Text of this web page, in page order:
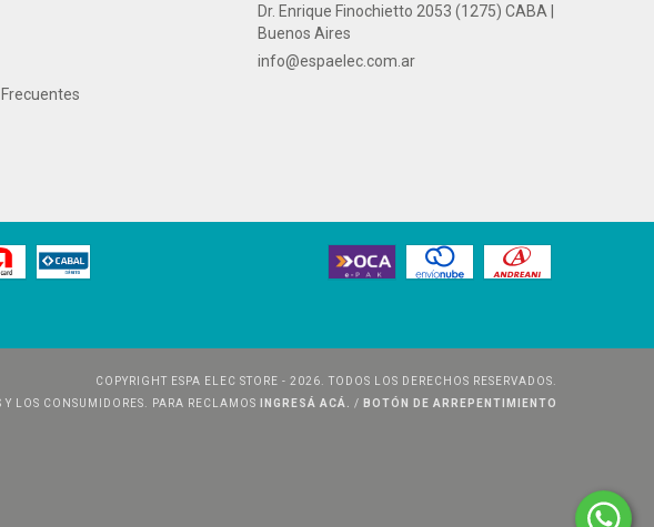
Dr. Enrique Finochietto 2053 (1275) CABA |
Buenos Aires
info@espaelec.com.ar
COPYRIGHT ESPA ELEC STORE - 2026. TODOS LOS DERECHOS RESERVADOS.
Y LOS CONSUMIDORES. PARA RECLAMOS
INGRESÁ ACÁ. / BOTÓN DE ARREPENTIMIENTO